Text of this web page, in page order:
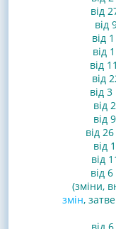
від
від
від
від
від
від
від
від
від
від
від
від
від
(зміни,
змін,